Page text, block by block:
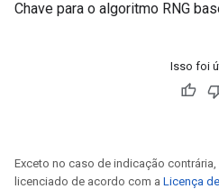
Chave para o algoritmo RNG
Isso foi
Exceto no caso de indicação
licenciado de acordo com a Licença